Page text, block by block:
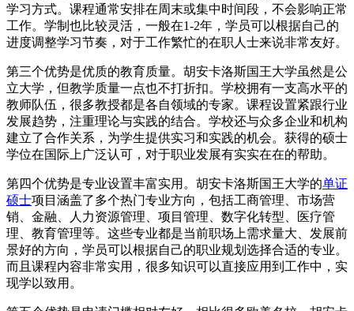
学习方式。课程通常安排在周末或集中时间段，不会影响正常
工作。学制也比较灵活，一般在1-2年，学员可以根据自己的
进度调整学习节奏，对于工作繁忙的在职人士来说非常友好。
第三个优势是优质的教育质量。胡安卡洛斯国王大学虽然是公
立大学，但教学质量一点也不打折扣。学校拥有一支高水平的
教师队伍，很多教授都是各自领域的专家。课程设置紧跟行业
发展趋势，注重理论与实践的结合。学校还与众多企业和机构
建立了合作关系，为学生提供实习和实践的机会。获得的硕士
学位在国际上广泛认可，对于职业发展有实实在在的帮助。
第四个优势是专业设置丰富实用。胡安卡洛斯国王大学的单证
硕士项目涵盖了多个热门专业方向，包括工商管理、市场营
销、金融、人力资源管理、项目管理、数字化转型、医疗管
理、教育管理等。这些专业都是当前职场上需求量大、发展前
景好的方向，学员可以根据自己的职业规划选择合适的专业。
而且课程内容非常实用，很多知识可以直接应用到工作中，实
现学以致用。